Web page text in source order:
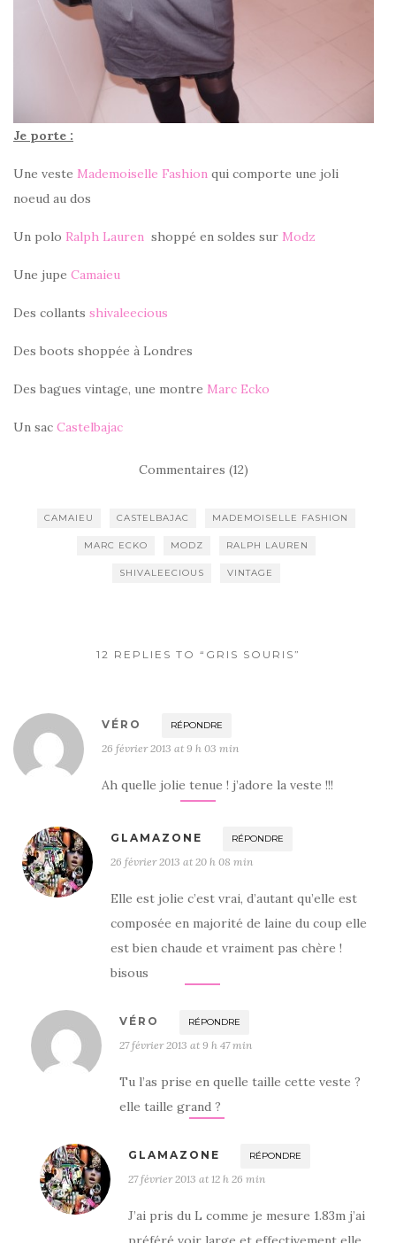
Je porte :
Une veste Mademoiselle Fashion qui comporte une joli
noeud au dos
Un polo Ralph Lauren shoppé en soldes sur Modz
Une jupe Camaieu
Des collants shivaleecious
Des boots shoppée à Londres
Des bagues vintage, une montre Marc Ecko
Un sac Castelbajac
Commentaires (12)
CAMAIEU CASTELBAJAC MADEMOISELLE FASHION
MARC ECKO MODZ RALPH LAUREN
SHIVALEECIOUS VINTAGE
12 REPLIES TO “GRIS SOURIS”
VÉRO RÉPONDRE
26 février 2013 at 9 h 03 min
Ah quelle jolie tenue ! j’adore la veste !!!
GLAMAZONE RÉPONDRE
26 février 2013 at 20 h 08 min
Elle est jolie c’est vrai, d’autant qu’elle est
composée en majorité de laine du coup elle
est bien chaude et vraiment pas chère !
bisous
VÉRO RÉPONDRE
27 février 2013 at 9 h 47 min
Tu l’as prise en quelle taille cette veste ?
elle taille grand ?
GLAMAZONE RÉPONDRE
27 février 2013 at 12 h 26 min
J’ai pris du L comme je mesure 1.83m j’ai